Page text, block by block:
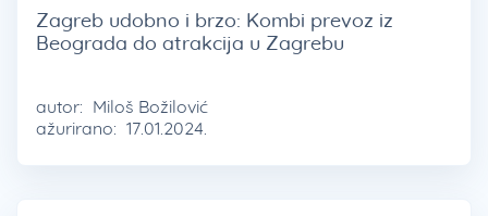
Zagreb udobno i brzo: Kombi prevoz iz
Beograda do atrakcija u Zagrebu
autor: Miloš Božilović
ažurirano: 17.01.2024.